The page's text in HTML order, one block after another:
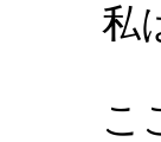
私
こ